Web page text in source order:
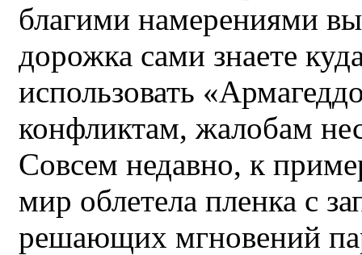
благими намерениями
дорожка сами знаете
использовать
конфликтам, жалобам
Совсем недавно, к
мир облетела пленка с
решающих мгновений